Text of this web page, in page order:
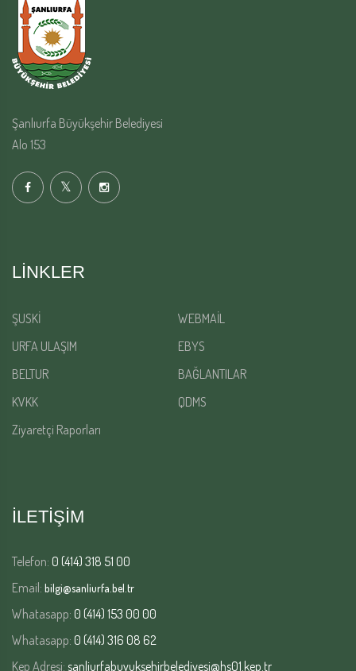
Şanlıurfa Büyükşehir Belediyesi
Alo 153
LINKLER
ŞUSKİ
WEBMAİL
URFA ULAŞIM
EBYS
BELTUR
BAĞLANTILAR
KVKK
QDMS
Ziyaretçi Raporları
İLETİŞİM
Telefon: 0 (414) 318 51 00
Email: bilgi@sanliurfa.bel.tr
Whatasapp: 0 (414) 153 00 00
Whatasapp: 0 (414) 316 08 62
Kep Adresi: sanliurfabuyuksehirbelediyesi@hs01.kep.tr